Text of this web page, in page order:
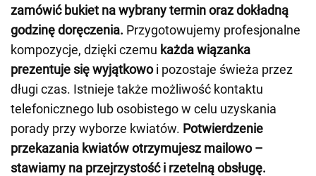
zamówić bukiet na wybrany termin oraz dokładną
godzinę doręczenia. Przygotowujemy profesjonalne
kompozycje, dzięki czemu każda wiązanka
prezentuje się wyjątkowoi pozostaje świeża przez
długi czas. Istnieje także możliwość kontaktu
telefonicznego lub osobistego w celu uzyskania
porady przy wyborze kwiatów. Potwierdzenie
przekazania kwiatów otrzymujesz mailowo –
stawiamy na przejrzystość i rzetelną obsługę.